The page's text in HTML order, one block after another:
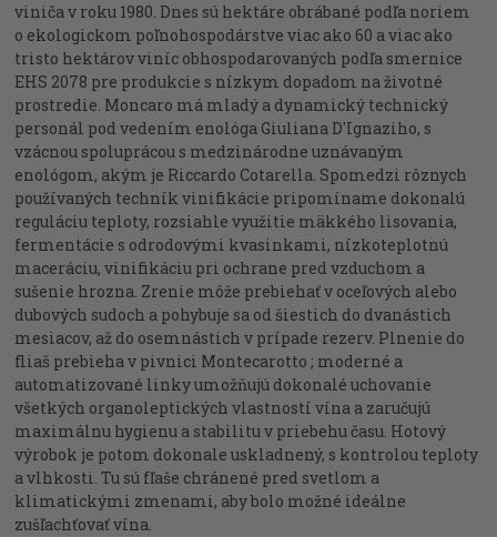
viniča v roku 1980. Dnes sú hektáre obrábané podľa noriem
o ekologickom poľnohospodárstve viac ako 60 a viac ako
tristo hektárov viníc obhospodarovaných podľa smernice
EHS 2078 pre produkcie s nízkym dopadom na životné
prostredie. Moncaro má mladý a dynamický technický
personál pod vedením enológa Giuliana D'Ignaziho, s
vzácnou spoluprácou s medzinárodne uznávaným
enológom, akým je Riccardo Cotarella. Spomedzi rôznych
používaných techník vinifikácie pripomíname dokonalú
reguláciu teploty, rozsiahle využitie mäkkého lisovania,
fermentácie s odrodovými kvasinkami, nízkoteplotnú
maceráciu, vinifikáciu pri ochrane pred vzduchom a
sušenie hrozna. Zrenie môže prebiehať v oceľových alebo
dubových sudoch a pohybuje sa od šiestich do dvanástich
mesiacov, až do osemnástich v prípade rezerv. Plnenie do
fliaš prebieha v pivnici Montecarotto ; moderné a
automatizované linky umožňujú dokonalé uchovanie
všetkých organoleptických vlastností vína a zaručujú
maximálnu hygienu a stabilitu v priebehu času. Hotový
výrobok je potom dokonale uskladnený, s kontrolou teploty
a vlhkosti. Tu sú fľaše chránené pred svetlom a
klimatickými zmenami, aby bolo možné ideálne
zušľachťovať vína.